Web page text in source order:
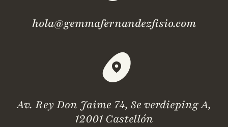
hola@gemmafernandezfisio.com
Av. Rey Don Jaime 74, 8e verdieping A,
12001 Castellón